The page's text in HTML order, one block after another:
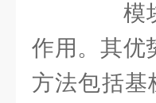
模块
作用。其优
方法包括基